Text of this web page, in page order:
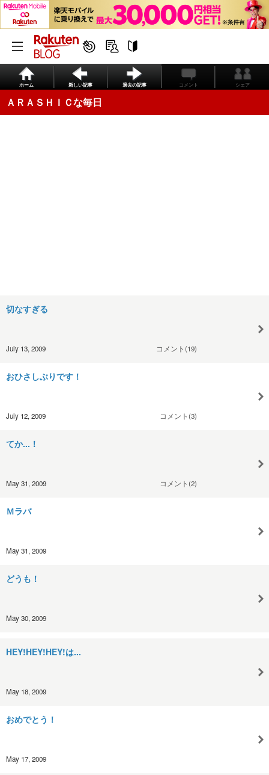
ホーム 新しい記事 過去の記事 コメント シェア
ＡＲＡＳＨＩＣな毎日
切なすぎる
July 13, 2009 コメント(19)
おひさしぶりです！
July 12, 2009 コメント(3)
てか...！
May 31, 2009 コメント(2)
Ｍラバ
May 31, 2009
どうも！
May 30, 2009
HEY!HEY!HEY!は...
May 18, 2009
おめでとう！
May 17, 2009